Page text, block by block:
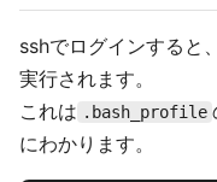
sshでログインすると、
実行されます。
これは .bash_profile
にわかります。